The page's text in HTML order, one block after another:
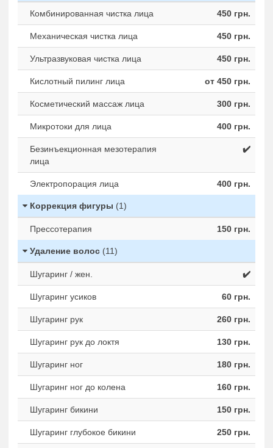
Комбинированная чистка лица 450 грн.
Механическая чистка лица 450 грн.
Ультразвуковая чистка лица 450 грн.
Кислотный пилинг лица от 450 грн.
Косметический массаж лица 300 грн.
Микротоки для лица 400 грн.
Безинъекционная мезотерапия
лица
✔️
Электропорация лица 400 грн.
Коррекция фигуры (1)
Прессотерапия 150 грн.
Удаление волос (11)
Шугаринг / жен. ✔️
Шугаринг усиков 60 грн.
Шугаринг рук 260 грн.
Шугаринг рук до локтя 130 грн.
Шугаринг ног 180 грн.
Шугаринг ног до колена 160 грн.
Шугаринг бикини 150 грн.
Шугаринг глубокое бикини 250 грн.